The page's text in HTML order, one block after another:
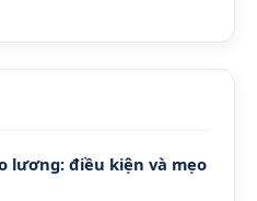
lương: điều kiện và mẹo